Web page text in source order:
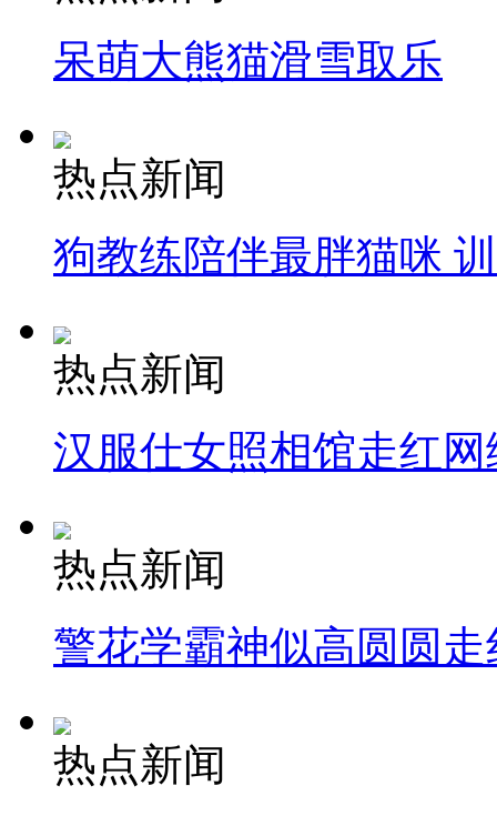
呆萌大熊猫滑雪取乐
热点新闻
狗教练陪伴最胖猫咪
热点新闻
汉服仕女照相馆走红网
热点新闻
警花学霸神似高圆圆走
热点新闻